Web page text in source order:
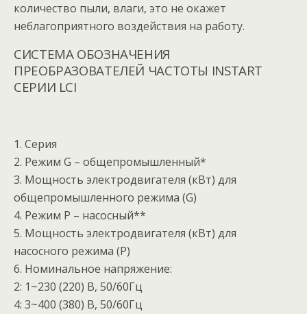
количество пыли, влаги, это не окажет
неблагоприятного воздействия на работу.
СИСТЕМА ОБОЗНАЧЕНИЯ
ПРЕОБРАЗОВАТЕЛЕЙ ЧАСТОТЫ INSTART
СЕРИИ LCI
1. Серия
2. Режим G – общепромышленный*
3. Мощность электродвигателя (кВт) для
общепромышленного режима (G)
4. Режим P – насосный**
5. Мощность электродвигателя (кВт) для
насосного режима (P)
6. Номинальное напряжение:
2: 1~230 (220) В, 50/60Гц
4: 3~400 (380) В, 50/60Гц